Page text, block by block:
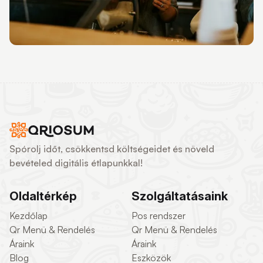
Spórolj időt, csökkentsd költségeidet és növeld
bevételed digitális étlapunkkal!
Oldaltérkép
Kezdőlap
Qr Menü & Rendelés
Áraink
Blog
Szolgáltatásaink
Pos rendszer
Qr Menü & Rendelés
Áraink
Eszközök